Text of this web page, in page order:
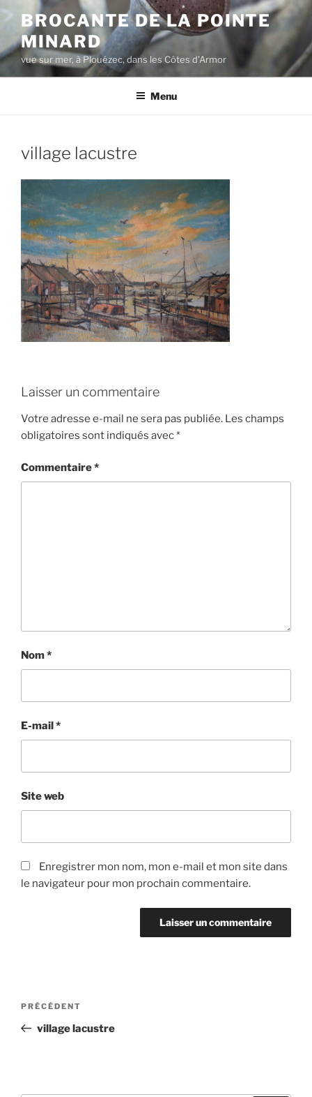
Aller
au
contenu
principal
BROCANTE DE LA POINTE
MINARD
vue sur mer, à Plouézec, dans les Côtes d'Armor
Menu
village lacustre
Laisser un commentaire
Votre adresse e-mail ne sera pas publiée. Les champs
obligatoires sont indiqués avec*
Commentaire*
Nom*
E-mail*
Site web
Enregistrer mon nom, mon e-mail et mon site dans
le navigateur pour mon prochain commentaire.
Navigation
l’article
Article
précédent
PRÉCÉDENT
village lacustre